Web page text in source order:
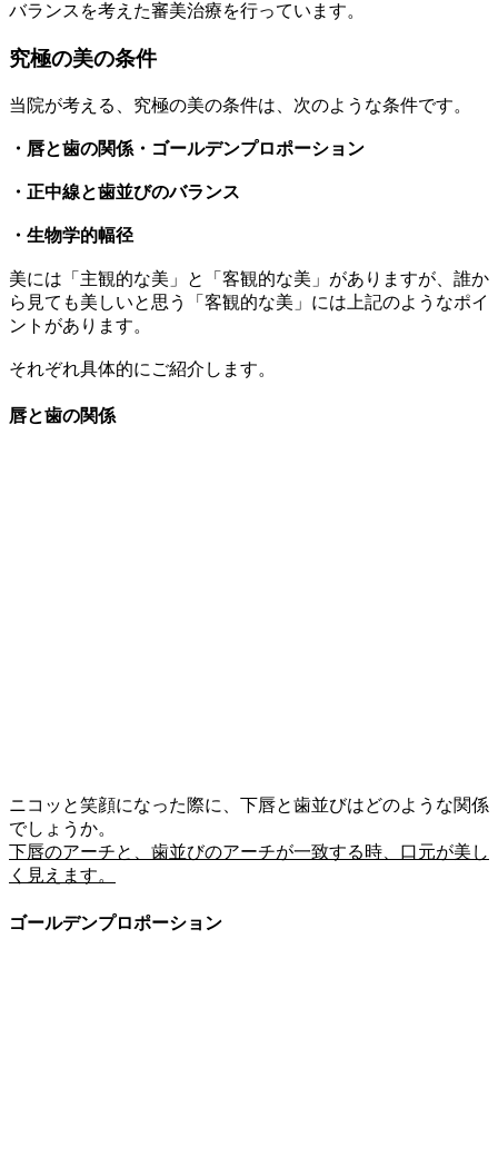
バランスを考えた審美治療を行っています。
究極の美の条件
当院が考える、究極の美の条件は、次のような条件です。
・唇と歯の関係 ・ゴールデンプロポーション
・正中線と歯並びのバランス
・生物学的幅径
美には「主観的な美」と「客観的な美」がありますが、誰か
ら見ても美しいと思う「客観的な美」には上記のようなポイ
ントがあります。
それぞれ具体的にご紹介します。
唇と歯の関係
ニコッと笑顔になった際に、下唇と歯並びはどのような関係
でしょうか。
下唇のアーチと、歯並びのアーチが一致する時、口元が美し
く見えます。
ゴールデンプロポーション